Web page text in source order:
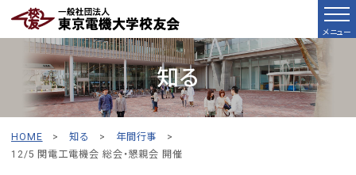
メニュー
知る
HOME >知る > 年間行事 >
12/5 関電工電機会 総会・懇親会 開催